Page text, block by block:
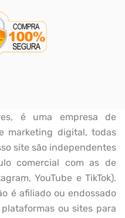
é uma empresa de
marketing digital, todas
site são independentes
comercial com as de
YouTube e TikTok).
é afiliado ou endossado
ou sites para